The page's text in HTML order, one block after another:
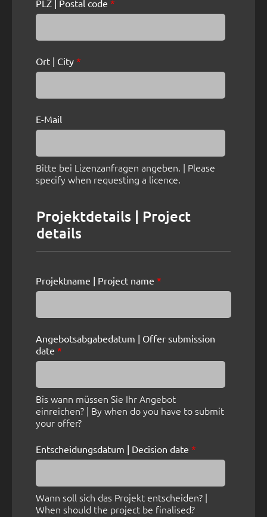
PLZ | Postal code *
Ort | City *
E-Mail
Bitte bei Lizenzanfragen angeben. | Please
specify when requesting a licence.
Projektdetails | Project
details
Projektname | Project name *
Angebotsabgabedatum | Offer submission
date *
Bis wann müssen Sie Ihr Angebot
einreichen? | By when do you have to submit
your offer?
Entscheidungsdatum | Decision date *
Wann soll sich das Projekt entscheiden? |
When should the project be finalised?